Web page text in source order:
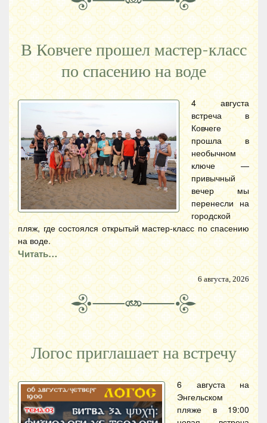
В Ковчеге прошел мастер-класс
по спасению на воде
4 августа
встреча в
Ковчеге
прошла в
необычном
ключе —
привычный
вечер мы
перенесли на
городской
пляж, где состоялся открытый мастер-класс по спасению
на воде.
Читать…
6 августа, 2026
Логос приглашает на встречу
6 августа на
Энгельском
пляже в 19:00